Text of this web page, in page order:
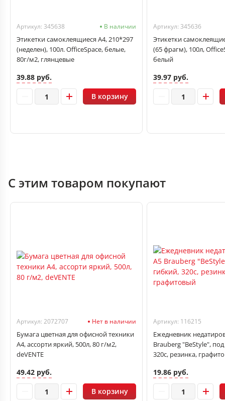
Артикул: 345638 В наличии
Этикетки самоклеящиеся А4, 210*297
(неделен), 100л. OfficeSpace, белые,
80г/м2, глянцевые
39.88 руб.
В корзину
Артикул: 345636
Этикетки
(65 фрагм), 100л,
белый
39.97 руб.
С этим товаром покупают
Артикул: 2072707 Нет в наличии
Бумага цветная для офисной техники
А4, ассорти яркий, 500л, 80 г/м2,
deVENTE
49.42 руб.
В корзину
Артикул: 116215
Ежедневник
Brauberg "BeStyle",
320с, резинка,
19.86 руб.